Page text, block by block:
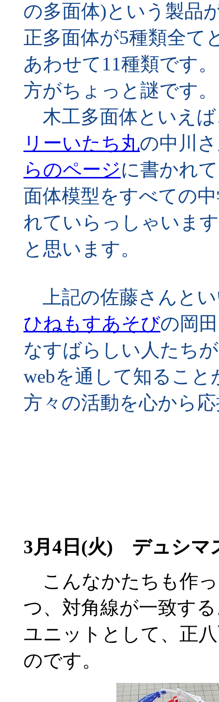
の多面体)という製品
正多面体が5種類全て
あわせて11種類です
方がちょっと謎です。
木工多面体といえ
リーいたち丸の中川
らのページに書かれ
面体模型をすべての
れていらっしゃいま
と思います。
上記の佐藤さんと
ひねもすあそびの岡
なすばらしい人たち
webを通して知るこ
方々の活動を心から
3月4日(火) デュシマ
こんなかたちも作
つ、対角線が一致す
ユニットとして、正
のです。